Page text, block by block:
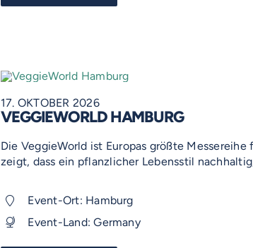
17. OKTOBER 2026
VEGGIEWORLD HAMBURG
Die VeggieWorld ist Europas größte
zeigt, dass ein pflanzlicher Lebensstil
Event-Ort: Hamburg
Event-Land: Germany